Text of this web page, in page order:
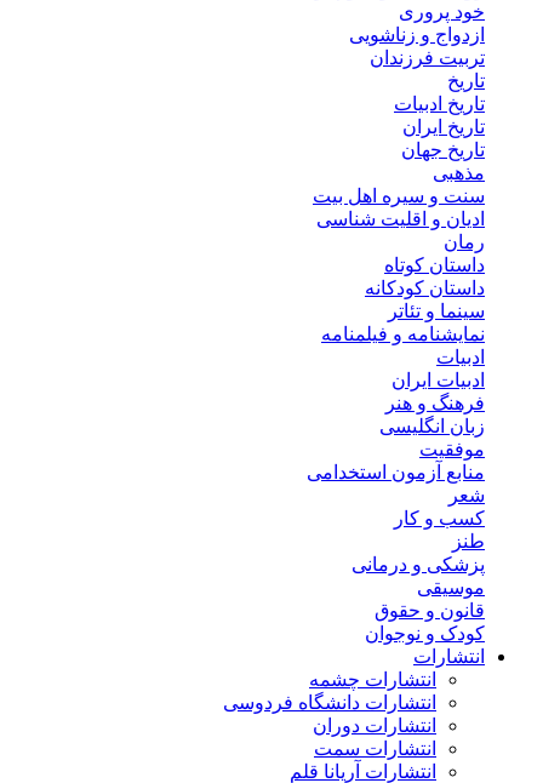
خود پروری
ازدواج و زناشویی
تربیت فرزندان
تاریخ
تاریخ ادبیات
تاریخ ایران
تاریخ جهان
مذهبی
سنت و سیره اهل بیت
ادیان و اقلیت شناسی
رمان
داستان کوتاه
داستان کودکانه
سینما و تئاتر
نمایشنامه و فیلمنامه
ادبیات
ادبیات ایران
فرهنگ و هنر
زبان انگلیسی
موفقیت
منابع آزمون استخدامی
شعر
کسب و کار
طنز
پزشکی و درمانی
موسیقی
قانون و حقوق
کودک و نوجوان
انتشارات
انتشارات چشمه
انتشارات دانشگاه فردوسی
انتشارات دوران
انتشارات سمت
انتشارات آریانا قلم